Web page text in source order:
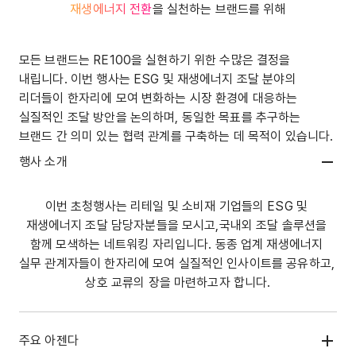
재생에너지 전환을 실천하는 브랜드를 위해
모든 브랜드는 RE100을 실현하기 위한 수많은 결정을
내립니다. 이번 행사는 ESG 및 재생에너지 조달 분야의
리더들이 한자리에 모여 변화하는 시장 환경에 대응하는
실질적인 조달 방안을 논의하며, 동일한 목표를 추구하는
브랜드 간 의미 있는 협력 관계를 구축하는 데 목적이 있습니다.
행사 소개
이번 초청행사는 리테일 및 소비재 기업들의 ESG 및
재생에너지 조달 담당자분들을 모시고,국내외 조달 솔루션을
함께 모색하는 네트워킹 자리입니다. 동종 업계 재생에너지
실무 관계자들이 한자리에 모여 실질적인 인사이트를 공유하고,
상호 교류의 장을 마련하고자 합니다.
주요 아젠다